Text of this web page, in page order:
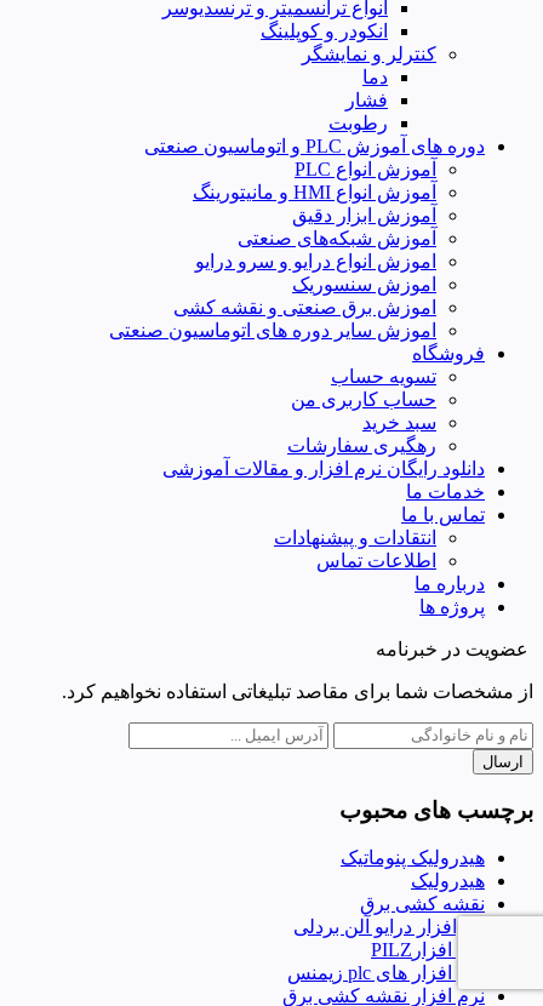
انواع ترانسمیتر و ترنسدیوسر
انکودر و کوپلینگ
کنترلر و نمایشگر
دما
فشار
رطوبت
دوره های آموزش PLC و اتوماسیون صنعتی
آموزش انواع PLC
آموزش انواع HMI و مانیتورینگ
آموزش ابزار دقیق
آموزش شبکه‌های صنعتی
اموزش انواع درایو و سرو درایو
اموزش سنسوریک
اموزش برق صنعتی و نقشه کشی
اموزش سایر دوره های اتوماسیون صنعتی
فروشگاه
تسویه حساب
حساب کاربری من
سبد خرید
رهگیری سفارشات
دانلود رایگان نرم افزار و مقالات آموزشی
خدمات ما
تماس با ما
انتقادات و پیشنهادات
اطلاعات تماس
درباره ما
پروژه ها
عضویت در خبرنامه
از مشخصات شما برای مقاصد تبلیغاتی استفاده نخواهیم کرد.
ارسال
برچسب های محبوب
هیدرولیک پنوماتیک
هیدرولیک
نقشه کشی برق
نرم‌افزار درایو آلن بردلی
نرم افزارPILZ
نرم افزار های plc زیمنس
نرم افزار نقشه کشی برق